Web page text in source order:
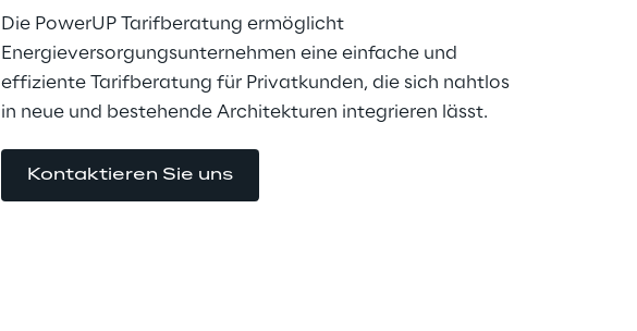
Die PowerUP Tarifberatung ermöglicht
Energieversorgungsunternehmen eine einfache und
effiziente Tarifberatung für Privatkunden, die sich nahtlos
in neue und bestehende Architekturen integrieren lässt.
Kontaktieren Sie uns